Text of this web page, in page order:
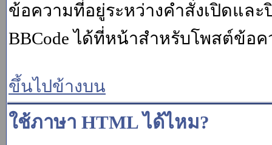
ข้อความที่อยู่ระหว่างคำสั่งเปิดแล
BBCode ได้ที่หน้าสำหรับโพสต์ข้อค
ขึ้นไปข้างบน
ใช้ภาษา HTML ได้ไหม?